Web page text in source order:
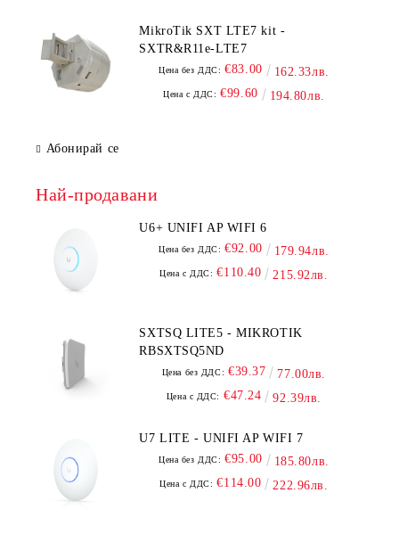
MikroTik SXT LTE7 kit -
SXTR&R11e-LTE7
Цена без ДДС: €83.00 162.33лв.
Цена с ДДС: €99.60 194.80лв.
Абонирай се
Най-продавани
U6+ UNIFI AP WIFI 6
Цена без ДДС: €92.00 179.94лв.
Цена с ДДС: €110.40 215.92лв.
SXTSQ LITE5 - MIKROTIK
RBSXTSQ5ND
Цена без ДДС: €39.37 77.00лв.
Цена с ДДС: €47.24 92.39лв.
U7 LITE - UNIFI AP WIFI 7
Цена без ДДС: €95.00 185.80лв.
Цена с ДДС: €114.00 222.96лв.